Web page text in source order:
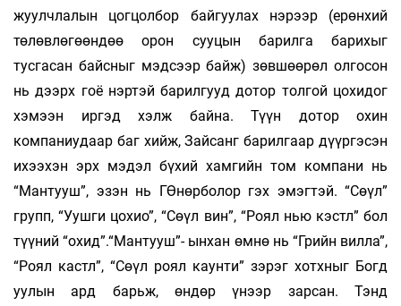
жуулчлалын цог­цолбор байгуулах нэрээр (ерөн­хий
төлөв­лө­гөөндөө орон сууцын барилга барихыг
тусгасан байсныг мэдсээр байж) зөвшөөрөл олгосон
нь дээрх гоё нэртэй барилгууд дотор толгой цохидог
хэмээн иргэд хэлж байна. Түүн дотор охин
компаниудаар баг хийж, Зайсанг барилгаар дүүргэсэн
ихээхэн эрх мэдэл бүхий хамгийн том компани нь
“Мантууш”, эзэн нь ГӨнөрболор гэх эмэгтэй. “Сөүл”
групп, “Уушги цохио”, “Сөүл вин”, “Роял нью кэстл” бол
түүний “охид”.“Мантууш”- ынхан өмнө нь “Грийн вилла”,
“Роял кастл”, “Сөүл роял каунти” зэрэг хотхныг Богд
уулын ард барьж, өндөр үнээр зарсан. Тэнд